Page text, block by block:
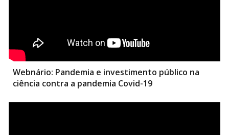
Webnário: Pandemia e investimento público na
ciência contra a pandemia Covid-19